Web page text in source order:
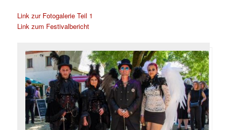
Link zur Fotogalerie Teil 1
Link zum Festivalbericht